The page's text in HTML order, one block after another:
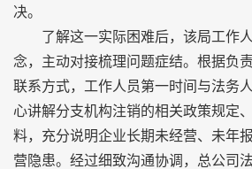
决。
了解这一实际困难后，该局工作人
念，主动对接梳理问题症结。根据负
联系方式，工作人员第一时间与法务
心讲解分支机构注销的相关政策规定
料，充分说明企业长期未经营、未年
营隐患。经过细致沟通协调，总公司